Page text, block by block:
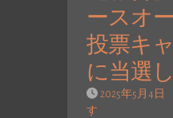
ースオ
投票キ
に当選
2025年5月4日
す